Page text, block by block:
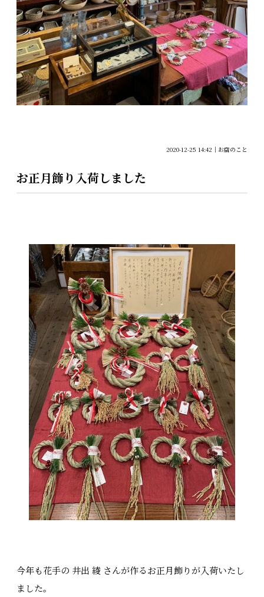
2020-12-25 14:42 お店のこと
お正月飾り入荷しました
今年も花手の 井出 綾 さんが作るお正月飾りが入荷いたし
ました。